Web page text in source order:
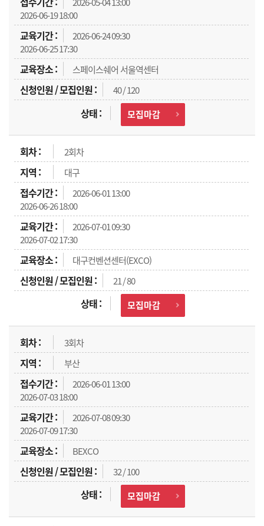
2026-06-19 18:00
2026-06-24 09:30
2026-06-25 17:30
스페이스쉐어 서울역센터
40 / 120
모집마감
2회차
대구
2026-06-01 13:00
2026-06-26 18:00
2026-07-01 09:30
2026-07-02 17:30
대구컨벤션센터(EXCO)
21 / 80
모집마감
3회차
부산
2026-06-01 13:00
2026-07-03 18:00
2026-07-08 09:30
2026-07-09 17:30
BEXCO
32 / 100
모집마감